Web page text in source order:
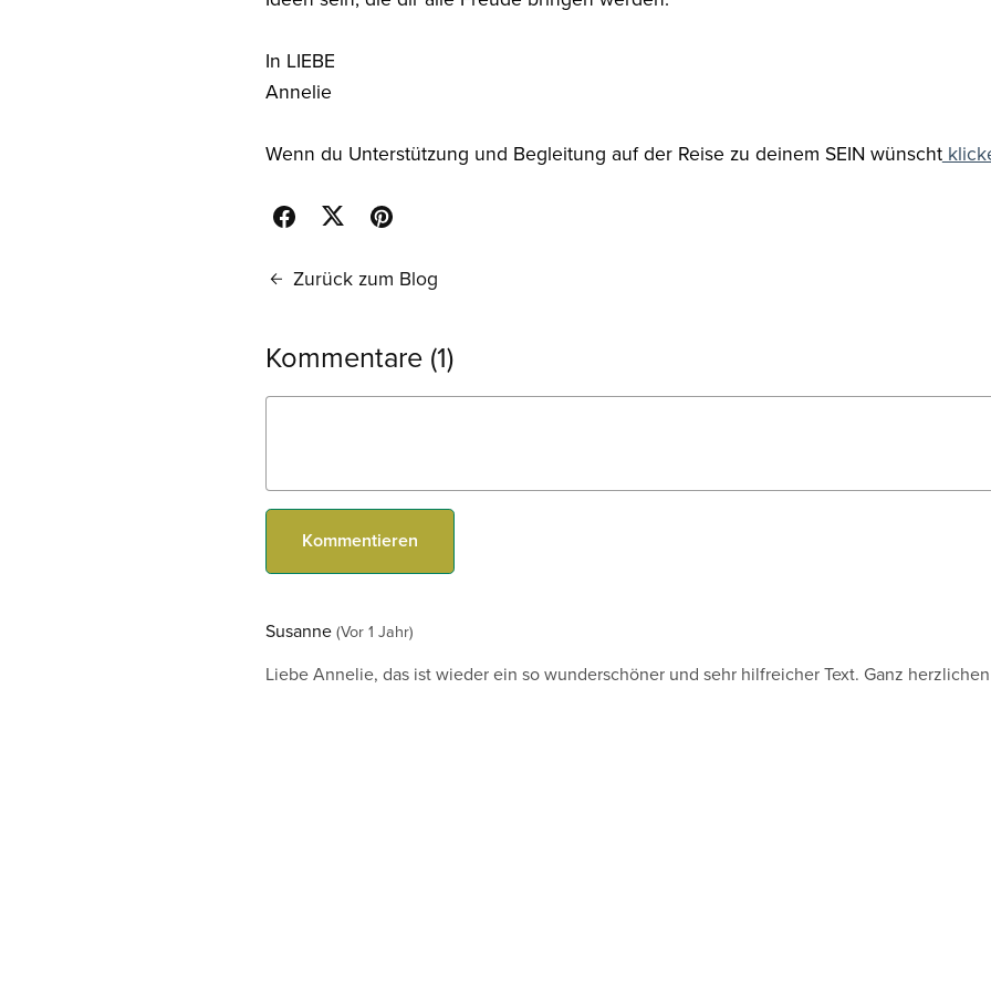
In LIEBE
Annelie
Wenn du Unterstützung und Begleitung auf der Reise zu deinem SEIN wünscht
Zurück zum Blog
Kommentare (1)
Kommentieren
Susanne (Vor 1 Jahr)
Liebe Annelie, das ist wieder ein so wunderschöner und sehr hilfreicher Text. Ganz